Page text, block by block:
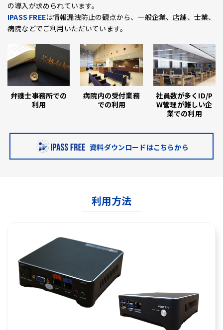
の導入が求められています。
IPASS FREEは情報漏洩防止の観点から、一般企業、店舗、士業、
病院などでご利用いただいています。
弁護士事務所での
利用
病院内の受付業務
での利用
社員数が多くID/P
W管理が難しい企
業での利用
資料ダウンロードはこちらから
利用方法